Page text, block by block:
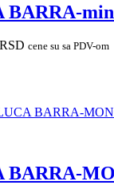
BARRA-
RSD cene su sa PDV-om
BARRA-